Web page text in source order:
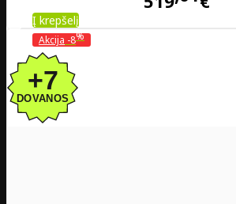
Į krepšelį
Akcija -8%